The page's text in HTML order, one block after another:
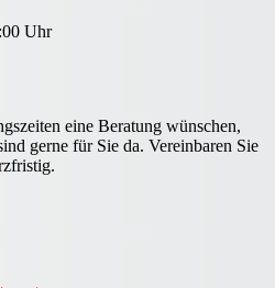
Uhr
eine Beratung wünschen,
gerne für Sie da. Vereinbaren Sie